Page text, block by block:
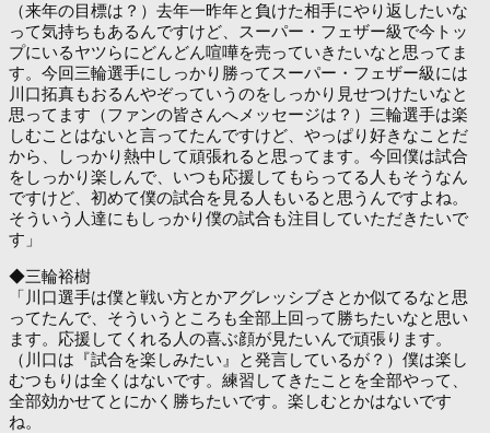
（来年の目標は？）去年一昨年と負けた相手にやり返したいな
って気持ちもあるんですけど、スーパー・フェザー級で今トッ
プにいるヤツらにどんどん喧嘩を売っていきたいなと思ってま
す。今回三輪選手にしっかり勝ってスーパー・フェザー級には
川口拓真もおるんやぞっていうのをしっかり見せつけたいなと
思ってます（ファンの皆さんへメッセージは？）三輪選手は楽
しむことはないと言ってたんですけど、やっぱり好きなことだ
から、しっかり熱中して頑張れると思ってます。今回僕は試合
をしっかり楽しんで、いつも応援してもらってる人もそうなん
ですけど、初めて僕の試合を見る人もいると思うんですよね。
そういう人達にもしっかり僕の試合も注目していただきたいで
す」
◆三輪裕樹
「川口選手は僕と戦い方とかアグレッシブさとか似てるなと思
ってたんで、そういうところも全部上回って勝ちたいなと思い
ます。応援してくれる人の喜ぶ顔が見たいんで頑張ります。
（川口は『試合を楽しみたい』と発言しているが？）僕は楽し
むつもりは全くはないです。練習してきたことを全部やって、
全部効かせてとにかく勝ちたいです。楽しむとかはないです
ね。